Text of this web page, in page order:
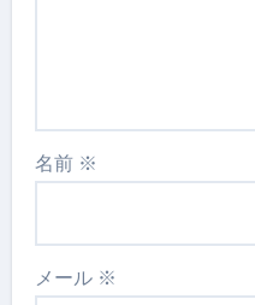
名前 ※
メール ※